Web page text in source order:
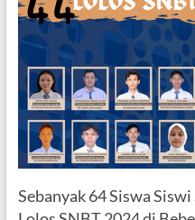
Sebanyak 64 Siswa